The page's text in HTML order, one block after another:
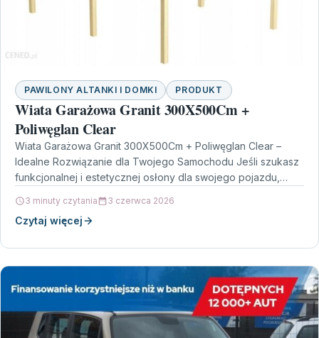
PAWILONY ALTANKI I DOMKI PRODUKT
Wiata Garażowa Granit 300X500Cm +
Poliwęglan Clear
Wiata Garażowa Granit 300X500Cm + Poliwęglan Clear –
Idealne Rozwiązanie dla Twojego Samochodu Jeśli szukasz
funkcjonalnej i estetycznej osłony dla swojego pojazdu,
3 minuty czytania 3 czerwca 2026
Czytaj więcej